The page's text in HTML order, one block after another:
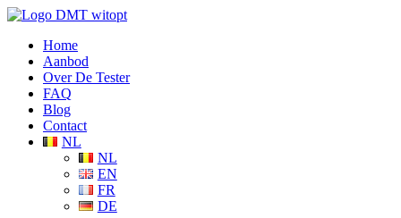
Home
Aanbod
Over De Tester
FAQ
Blog
Contact
NL
NL
EN
FR
DE